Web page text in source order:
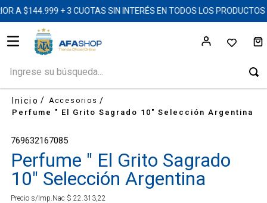
A $144.999 + 3 CUOTAS SIN INTERÉS EN TODOS LOS
Accesorios
Perfume " El Grito Sagrado 10" Selección Argentina
769632167085
Perfume " El Grito Sagrado
10" Selección Argentina
Precio s/Imp.Nac $ 22 313 22